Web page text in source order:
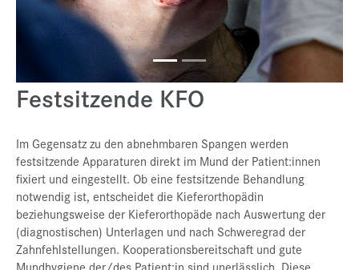
Presse
Kontakt
Datenschutz
Service-Links
de |en
Festsitzende KFO
Im Gegensatz zu den abnehmbaren Spangen werden
festsitzende Apparaturen direkt im Mund der Patient:innen
fixiert und eingestellt. Ob eine festsitzende Behandlung
notwendig ist, entscheidet die Kieferorthopädin
beziehungsweise der Kieferorthopäde nach Auswertung der
(diagnostischen) Unterlagen und nach Schweregrad der
Zahnfehlstellungen. Kooperationsbereitschaft und gute